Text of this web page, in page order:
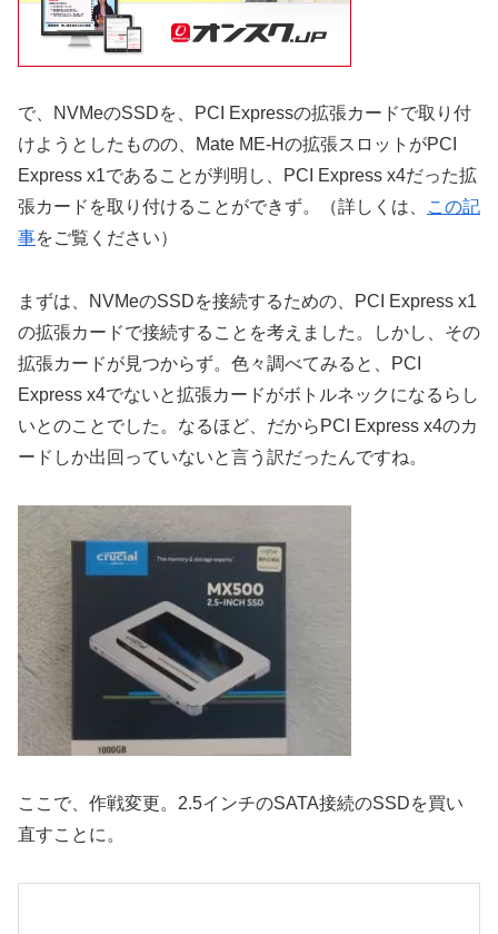
で、NVMeのSSDを、PCI Expressの拡張カードで取り付
けようとしたものの、Mate ME-Hの拡張スロットがPCI
Express x1であることが判明し、PCI Express x4だった拡
張カードを取り付けることができず。（詳しくは、
この記
事をご覧ください）
まずは、NVMeのSSDを接続するための、PCI Express x1
の拡張カードで接続することを考えました。しかし、その
拡張カードが見つからず。色々調べてみると、PCI
Express x4でないと拡張カードがボトルネックになるらし
いとのことでした。なるほど、だからPCI Express x4のカ
ードしか出回っていないと言う訳だったんですね。
ここで、作戦変更。2.5インチのSATA接続のSSDを買い
直すことに。